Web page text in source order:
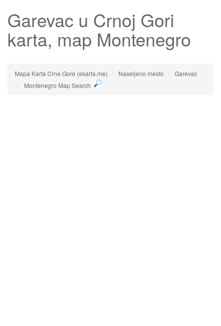
Garevac u Crnoj Gori
karta, map Montenegro
Mapa Karta Crne Gore (ekarta.me) Naseljeno mesto
Garevac
Montenegro Map Search